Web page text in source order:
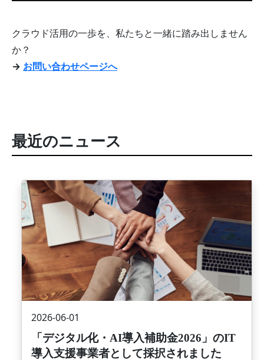
クラウド活用の一歩を、私たちと一緒に踏み出しません
か？
→ お問い合わせページへ
最近のニュース
画像
2026-06-01
「デジタル化・AI導入補助金2026」のIT
導入支援事業者として採択されました